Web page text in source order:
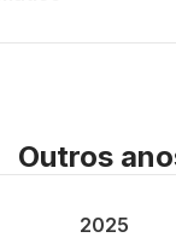
Outros
2025